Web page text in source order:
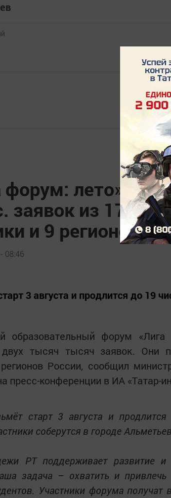
форум: лето»
заявок из 17
и 9 регионов
08:46
3 августа и продлится до 19
образовательный форум
тысяч тысяч заявок. Они
России, сообщил
пресс-конференции в ИА «Татар-
старт 3 августа и
соберутся в городе
РТ поддерживает развитие и
задача – охватить и
Участники форума получат